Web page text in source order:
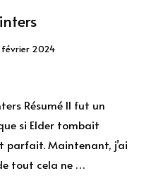
2024
Résumé Il fut un
si Elder tombait
parfait. Maintenant, j’ai
tout cela ne …